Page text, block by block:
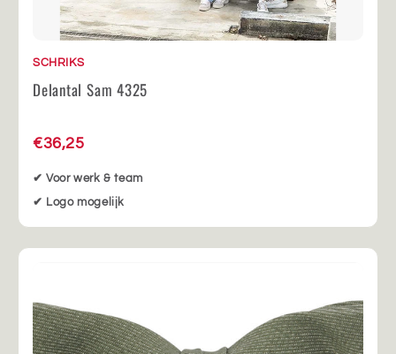
SCHRIKS
Delantal Sam 4325
€36,25
✔ Voor werk & team
✔ Logo mogelijk